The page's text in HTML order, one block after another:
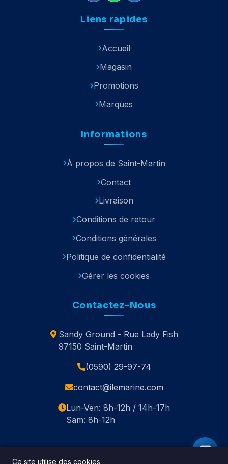
Liens rapides
Accueil
Magasin
Promotions
Marques
Informations
À propos de Saint-Martin
Contact
Livraison
Conditions de retour
Conditions générales
Politique de confidentialité
Gérer les cookies
Contactez-Nous
Sandy Ground - Rue Lady Fish
97150 Saint-Martin
(0590) 29-97-74
contact@ilemarine.com
Lun-Ven: 8h-12h / 14h-17h
Sam: 8h-12h
Ce site utilise des cookies